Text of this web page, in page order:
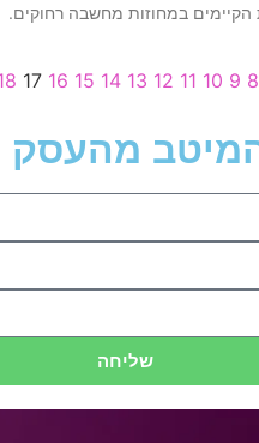
הקיימים במחוזות מחשבה רחוקים.
8
9
10
11
12
13
14
15
16
17
מהעסק
שליחה